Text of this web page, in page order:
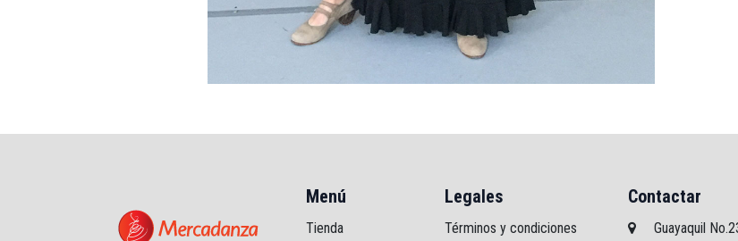
Contactar
Guayaquil
Legales
Términos y condiciones
Menú
Tienda